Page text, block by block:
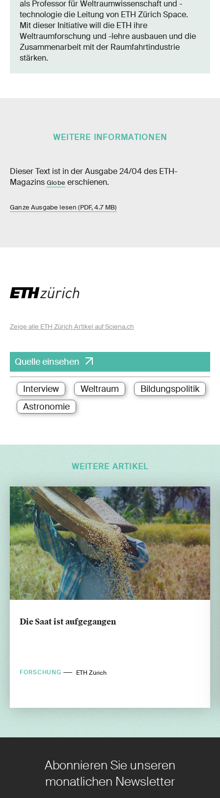
als Professor für Weltraumwissenschaft und -
technologie die Leitung von ETH Zürich Space.
Mit dieser Initiative will die ETH ihre
Weltraumforschung und -lehre ausbauen und die
Zusammenarbeit mit der Raumfahrtindustrie
stärken.
WEITERE INFORMATIONEN
Dieser Text ist in der Ausgabe 24/04 des ETH-​​​​
Magazins Globe erschienen.
Ganze Ausgabe lesen (PDF, 4.7 MB)
Zeige alle ETH Zürich Artikel auf Sciena.ch
Quelle einsehen
Interview Weltraum
Bildungspolitik
Astronomie
WEITERE ARTIKEL
Die Saat ist aufgegangen
FORSCHUNG ETH Zürich
Abonnieren Sie unseren
monatlichen Newsletter